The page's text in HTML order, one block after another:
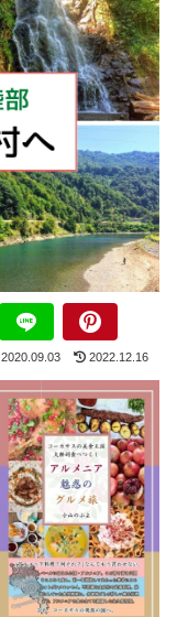
2020.09.03 2022.12.16